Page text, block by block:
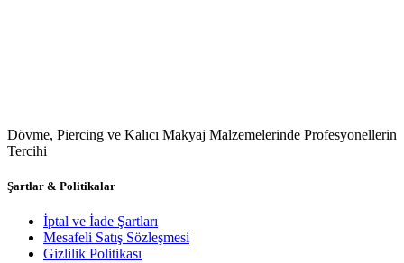
Dövme, Piercing ve Kalıcı Makyaj Malzemelerinde Profesyonellerin
Tercihi
Şartlar & Politikalar
İptal ve İade Şartları
Mesafeli Satış Sözleşmesi
Gizlilik Politikası